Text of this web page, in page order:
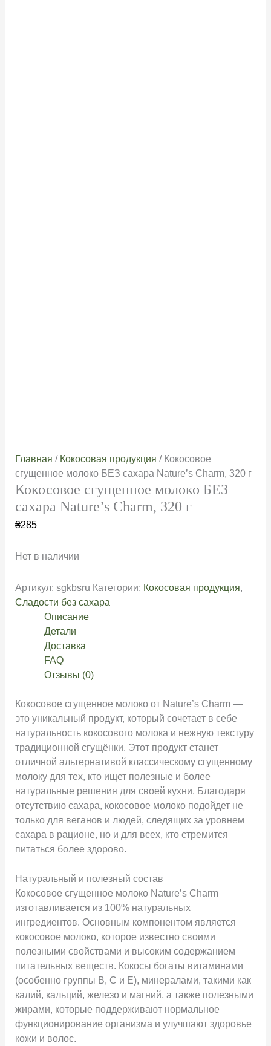
Главная / Кокосовая продукция / Кокосовое
сгущенное молоко БЕЗ сахара Nature’s Charm, 320 г
Кокосовое сгущенное молоко БЕЗ
сахара Nature’s Charm, 320 г
₴285
Нет в наличии
Артикул: sgkbsru Категории: Кокосовая продукция,
Сладости без сахара
Описание
Детали
Доставка
FAQ
Отзывы (0)
Кокосовое сгущенное молоко от Nature’s Charm —
это уникальный продукт, который сочетает в себе
натуральность кокосового молока и нежную текстуру
традиционной сгущёнки. Этот продукт станет
отличной альтернативой классическому сгущенному
молоку для тех, кто ищет полезные и более
натуральные решения для своей кухни. Благодаря
отсутствию сахара, кокосовое молоко подойдет не
только для веганов и людей, следящих за уровнем
сахара в рационе, но и для всех, кто стремится
питаться более здорово.
Натуральный и полезный состав
Кокосовое сгущенное молоко Nature’s Charm
изготавливается из 100% натуральных
ингредиентов. Основным компонентом является
кокосовое молоко, которое известно своими
полезными свойствами и высоким содержанием
питательных веществ. Кокосы богаты витаминами
(особенно группы B, С и Е), минералами, такими как
калий, кальций, железо и магний, а также полезными
жирами, которые поддерживают нормальное
функционирование организма и улучшают здоровье
кожи и волос.